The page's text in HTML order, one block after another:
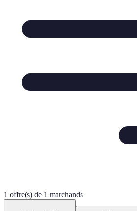
1 offre(s) de 1 marchands